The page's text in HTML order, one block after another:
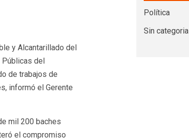
y Alcantarillado del
Públicas del
de trabajos de
informó el Gerente
mil 200 baches
el compromiso
Política
Sin categoria